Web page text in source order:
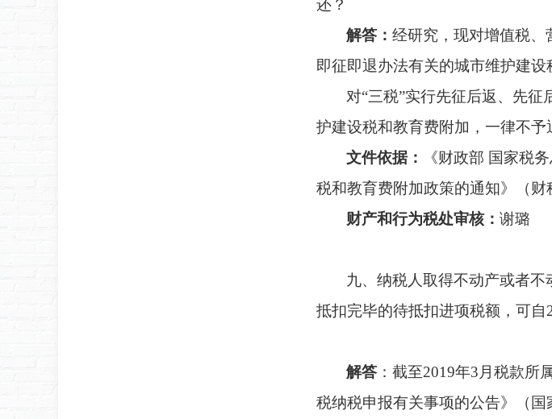
还？
解答： 经研究，现对增值税、
即征即退办法有关的城市维护建设
对“三税”实行先征后返、先
护建设税和教育费附加，一律不予
文件依据：
《财政部 国家税
税和教育费附加政策的通知》（财
财产和行为税处审核： 谢璐
九、 纳税人取得不动产或者不
抵扣完毕的待抵扣进项税额，可
解答 ：截至2019年3月税款所
税纳税申报有关事项的公告》（